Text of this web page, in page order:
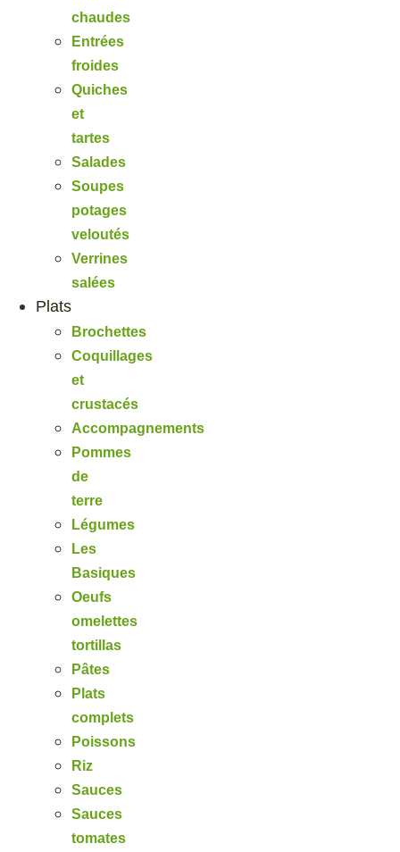
chaudes
Entrées
froides
Quiches
et
tartes
Salades
Soupes
potages
veloutés
Verrines
salées
Plats
Brochettes
Coquillages
et
crustacés
Accompagnements
Pommes
de
terre
Légumes
Les
Basiques
Oeufs
omelettes
tortillas
Pâtes
Plats
complets
Poissons
Riz
Sauces
Sauces
tomates